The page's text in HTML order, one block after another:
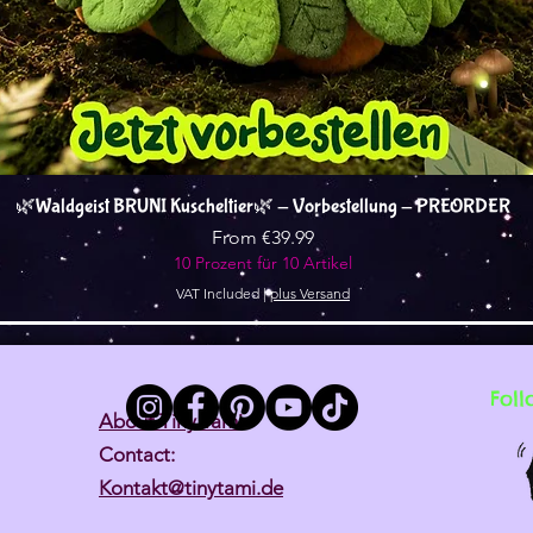
Quick View
🌿Waldgeist BRUNI Kuscheltier🌿 - Vorbestellung - PREORDER
From €39.99
Sale Price
10 Prozent für 10 Artikel
VAT Included |plus Versand
About Tiny Tami
Contact:
Kontakt@tinytami.de